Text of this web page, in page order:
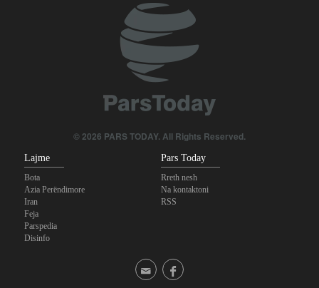
Sanaa paralajmëron ashpër Riadin
Irani dhe Taxhikistani shqyrtojnë rritjen e kuotave të
SHBA heq disa sanksione të lidhura me Iranin
© 2026 PARS TODAY. All Rights Reserved.
Lajme
Bota
Azia Perëndimore
Iran
Feja
Parspedia
Disinfo
Pars Today
Rreth nesh
Na kontaktoni
RSS